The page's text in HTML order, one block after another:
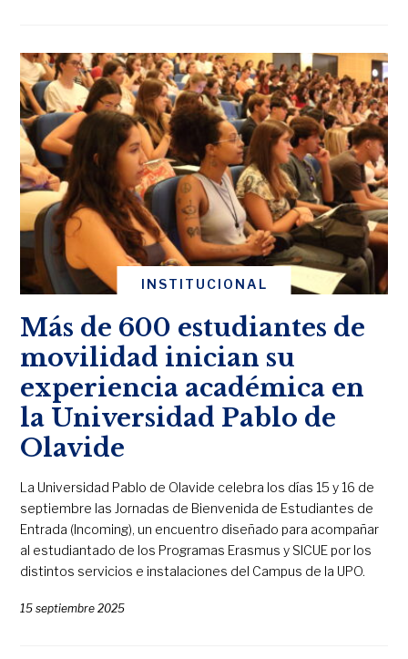
INSTITUCIONAL
Más de 600 estudiantes de
movilidad inician su
experiencia académica en
la Universidad Pablo de
Olavide
La Universidad Pablo de Olavide celebra los días 15 y 16 de
septiembre las Jornadas de Bienvenida de Estudiantes de
Entrada (Incoming), un encuentro diseñado para acompañar
al estudiantado de los Programas Erasmus y SICUE por los
distintos servicios e instalaciones del Campus de la UPO.
15 septiembre 2025